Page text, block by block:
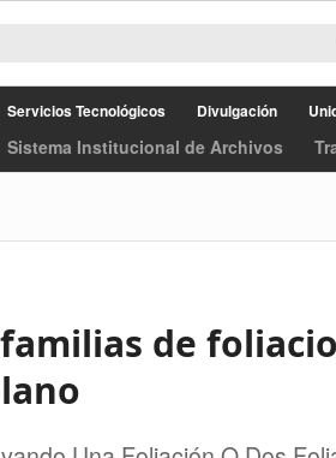
Servicios Tecnológicos Divulgación
Sistema Institucional de Archivos
de